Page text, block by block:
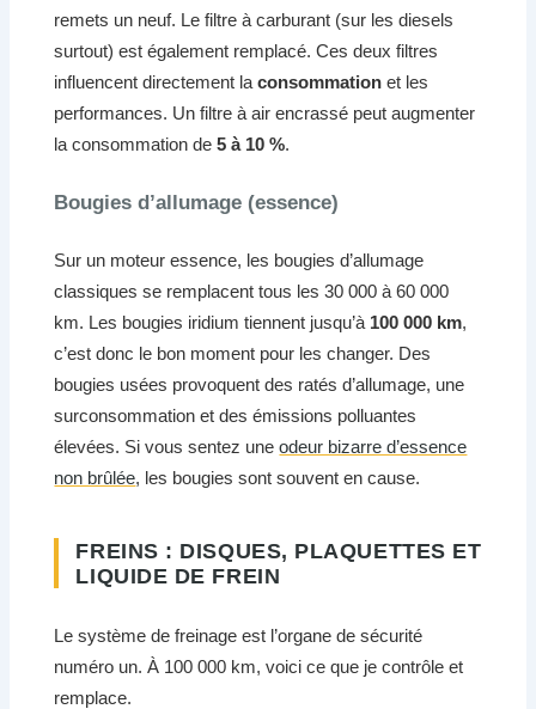
remets un neuf. Le filtre à carburant (sur les diesels
surtout) est également remplacé. Ces deux filtres
influencent directement laconsommation et les
performances. Un filtre à air encrassé peut augmenter
la consommation de5 à 10 %.
Bougies d’allumage (essence)
Sur un moteur essence, les bougies d’allumage
classiques se remplacent tous les 30 000 à 60 000
km. Les bougies iridium tiennent jusqu’à 100 000 km,
c’est donc le bon moment pour les changer. Des
bougies usées provoquent des ratés d’allumage, une
surconsommation et des émissions polluantes
élevées. Si vous sentez uneodeur bizarre d’essence
non brûlée, les bougies sont souvent en cause.
FREINS : DISQUES, PLAQUETTES ET
LIQUIDE DE FREIN
Le système de freinage est l’organe de sécurité
numéro un. À 100 000 km, voici ce que je contrôle et
remplace.